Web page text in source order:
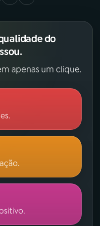
do
apenas um clique.